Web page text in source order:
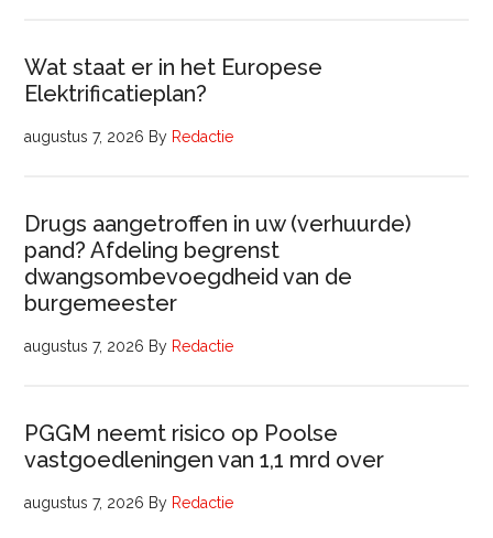
Wat staat er in het Europese
Elektrificatieplan?
augustus 7, 2026 By Redactie
Drugs aangetroffen in uw (verhuurde)
pand? Afdeling begrenst
dwangsombevoegdheid van de
burgemeester
augustus 7, 2026 By Redactie
PGGM neemt risico op Poolse
vastgoedleningen van 1,1 mrd over
augustus 7, 2026 By Redactie